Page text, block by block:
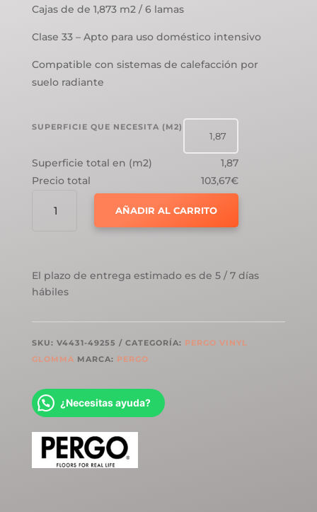
Cajas de de 1,873 m2 / 6 lamas
Clase 33 – Apto para uso doméstico intensivo
Compatible con sistemas de calefacción por
suelo radiante
SUPERFICIE QUE NECESITA (M2)
Superficie total en (m2)
1,87
Precio total
103,67€
VYNIL
ROBLE
IRLANDÉS
AÑADIR AL CARRITO
El plazo de entrega estimado es de 5 / 7 días
hábiles
SKU: V4431-49255 CATEGORÍA: PERGO VINYL
GLOMMA MARCA: PERGO
¿Necesitas ayuda?